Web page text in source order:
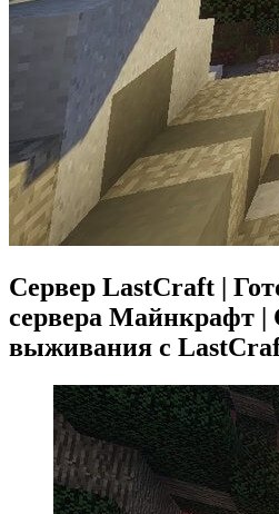
Сервер LastCraft |
сервера Майнкрафт |
выживания с